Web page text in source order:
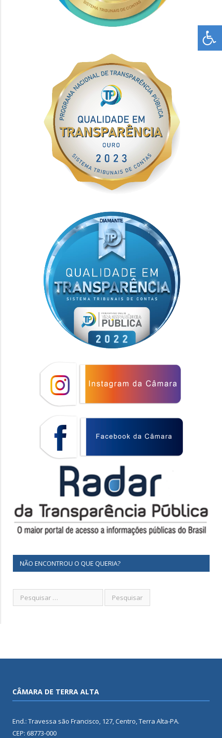
NÃO ENCONTROU O QUE QUERIA?
CÂMARA DE TERRA ALTA
End.: Travessa são Francisco, 127, Centro, Terra Alta-PA.
CEP: 68773-000